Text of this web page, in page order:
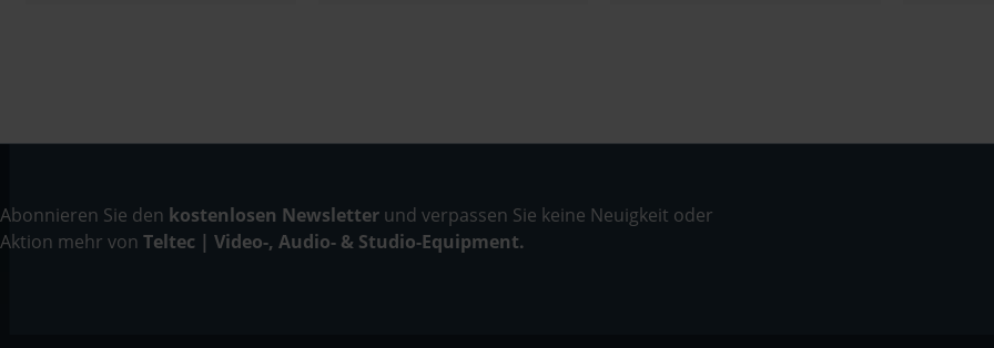
Abonnieren Sie den kostenlosen Newsletter und verpassen Sie keine Neuigkeit oder
Aktion mehr von Teltec | Video-, Audio- & Studio-Equipment.